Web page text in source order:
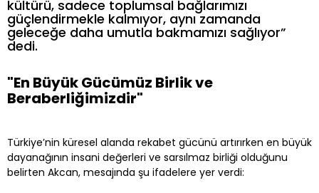
kültürü, sadece toplumsal bağlarımızı
güçlendirmekle kalmıyor, aynı zamanda
geleceğe daha umutla bakmamızı sağlıyor”
dedi.
"En Büyük Gücümüz Birlik ve
Beraberliğimizdir"
Türkiye’nin küresel alanda rekabet gücünü artırırken en büyük
dayanağının insani değerleri ve sarsılmaz birliği olduğunu
belirten Akcan, mesajında şu ifadelere yer verdi: